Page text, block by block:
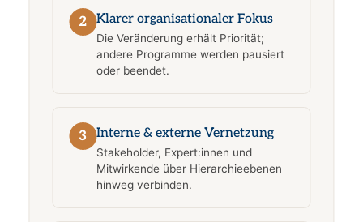
2 Klarer organisationaler Fokus
Die Veränderung erhält Priorität;
andere Programme werden pausiert
oder beendet.
3 Interne & externe Vernetzung
Stakeholder, Expert:innen und
Mitwirkende über Hierarchieebenen
hinweg verbinden.